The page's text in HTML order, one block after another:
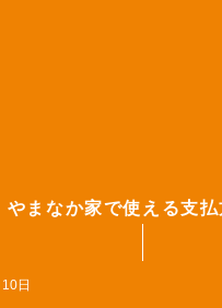
やまなか家で使える支払
日